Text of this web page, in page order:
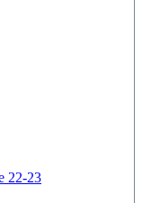
22-23